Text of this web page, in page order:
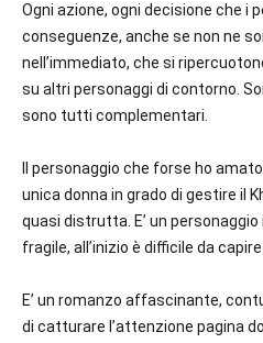
Ogni azione, ogni decisione che i
conseguenze, anche se non ne
nell’immediato, che si
su altri personaggi di contorno.
sono tutti complementari.
Il personaggio che forse ho
unica donna in grado di gestire il
quasi distrutta. E’ un
fragile, all’inizio è difficile da
E’ un romanzo affascinante,
di catturare l’attenzione pagina